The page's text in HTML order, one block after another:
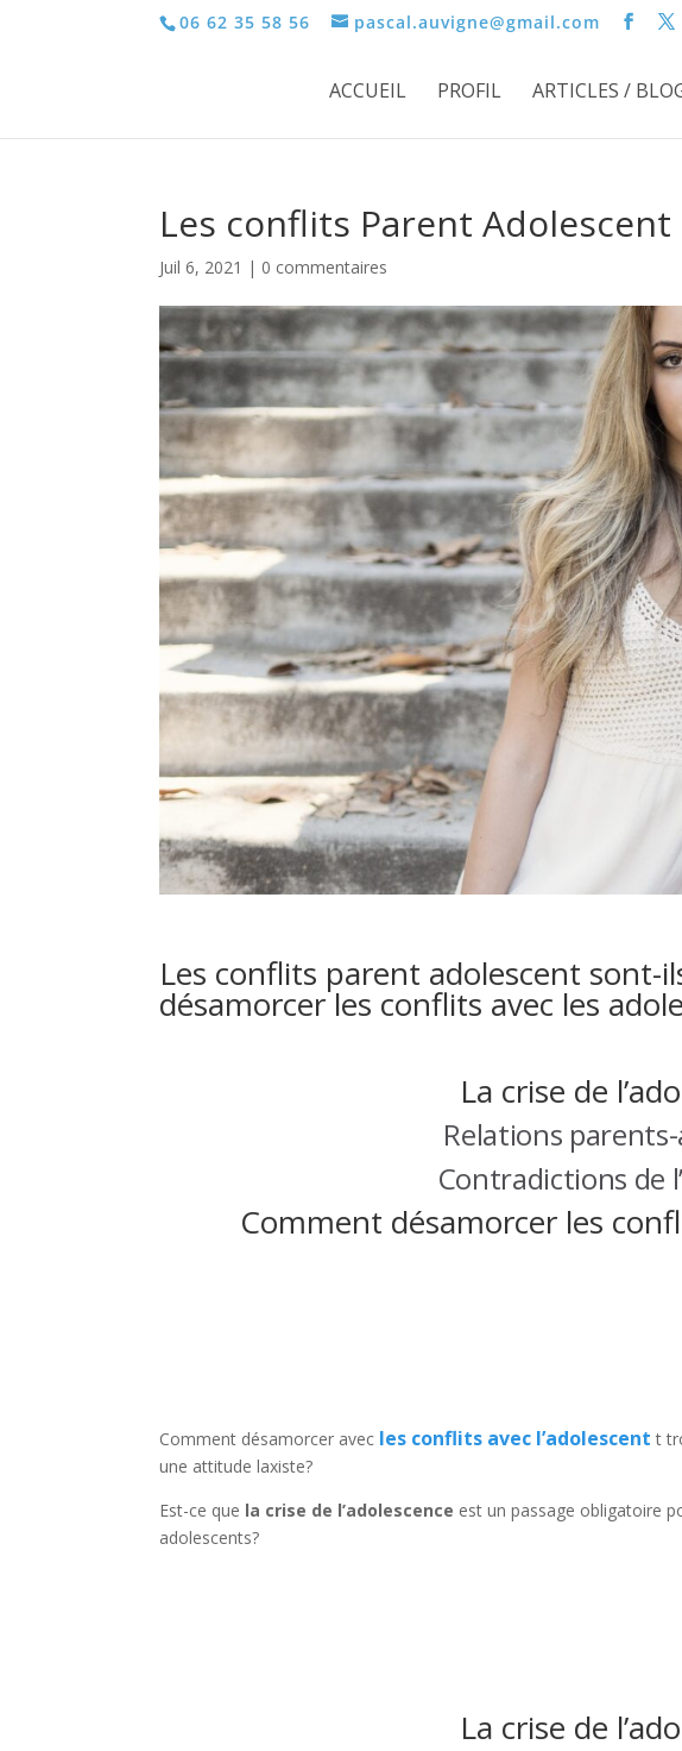
06 62 35 58 56 pascal.auvigne@gmail.com
ACCUEIL PROFIL ARTICLES /
Les conflits Parent Adolescent
Juil 6, 2021 | 0 commentaires
Les conflits parent adolescent sont-
désamorcer les conflits avec les
La crise de
Relations
Contradictions de
Comment désamorcer les
Comment désamorcer avec les conflits avec l’adolescent t
une attitude laxiste?
Est-ce que la crise de l’adolescence est un passage obligatoire
adolescents?
La crise de